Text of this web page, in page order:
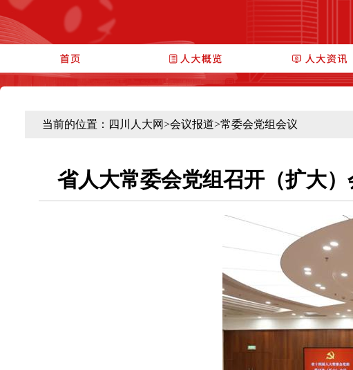
当前的位置： 四川人大网>会议报道>常委会党组会议
省人大常委会党组召开（扩大